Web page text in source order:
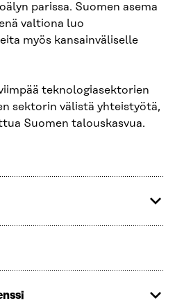
parissa. Suomen asema
valtiona luo
myös kansainväliselle
teknologiasektorien
sektorin välistä yhteistyötä,
Suomen talouskasvua.